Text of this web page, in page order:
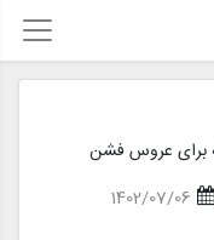
برای عروس فشن
1402/07/06